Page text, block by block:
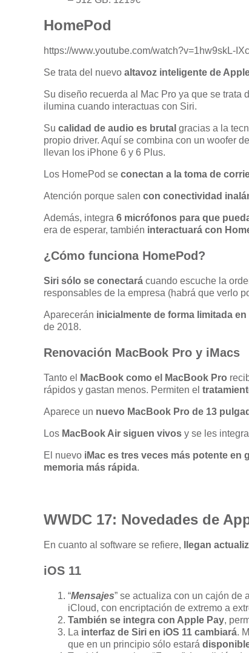
HomePod
https://www.youtube.com/watch?v=1hw9skL-IXc
Se trata del nuevo altavoz inteligente de
Su diseño recuerda al Mac Pro ya que se
ilumina cuando interactuas con Siri.
Su calidad de audio es brutal gracias a la
propio driver. Aquí se combina con un woofer
llevan los iPhone 6 y 6 Plus.
Los HomePod se conectan a la toma de
Atención porque salen con conectividad
Además, integra 6 micrófonos para que
era de esperar, también interactuará con
¿Cómo funciona HomePod?
Siri sólo se conectará cuando escuche la
responsables de la empresa (habrá que verlo
Aparecerán inicialmente de forma limitada
de 2018.
Renovación MacBook Pro y iMacs
Tanto el MacBook como el MacBook Pro
rápidos y gastan menos. Permiten el
Aparece un nuevo MacBook Pro de 13
Los MacBook Air siguen vivos y se les
El nuevo iMac es tres veces más potente en
memoria más rápida.
WWDC 17: Novedades de
En cuanto al software se refiere, llegan
iOS 11
“Mensajes” se actualiza con un cajón de
iCloud, con encriptación de extremo a
También se integra con Apple Pay,
La interfaz de Siri en iOS 11 cambiará.
que en un principio sólo estará